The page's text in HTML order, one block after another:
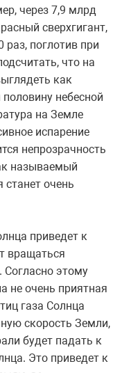
через 7,9 млрд
сверхгигант,
раз, поглотив при
что на
как
небесной
на Земле
испарение
непрозрачность
называемый
очень
приведет к
вращаться
Согласно этому
не очень приятная
газа Солнца
скорость Земли,
будет падать к
Это приведет к